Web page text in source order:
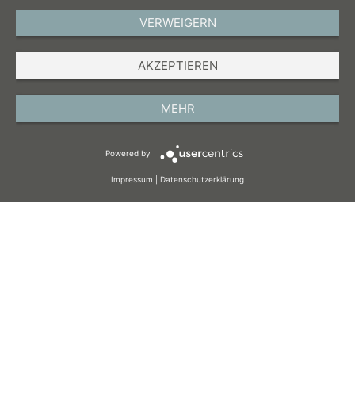
VERWEIGERN
AKZEPTIEREN
MEHR
Powered by
Impressum Datenschutzerklärung